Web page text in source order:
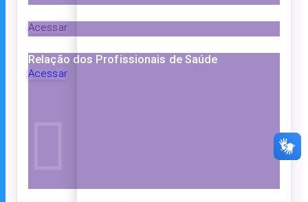
Acessar
Relação dos Profissionais de Saúde
Acessar